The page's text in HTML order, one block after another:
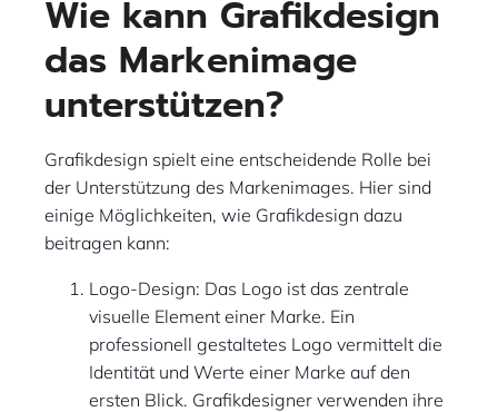
Wie kann Grafikdesign
das Markenimage
unterstützen?
Grafikdesign spielt eine entscheidende Rolle bei
der Unterstützung des Markenimages. Hier sind
einige Möglichkeiten, wie Grafikdesign dazu
beitragen kann:
Logo-Design: Das Logo ist das zentrale
visuelle Element einer Marke. Ein
professionell gestaltetes Logo vermittelt die
Identität und Werte einer Marke auf den
ersten Blick. Grafikdesigner verwenden ihre